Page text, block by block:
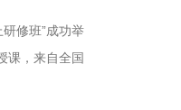
修班”成功举
课，来自全国